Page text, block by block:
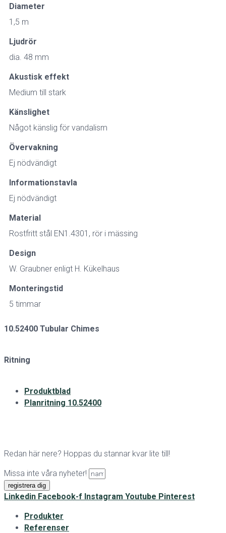
Diameter
1,5 m
Ljudrör
dia. 48 mm
Akustisk effekt
Medium till stark
Känslighet
Något känslig för vandalism
Övervakning
Ej nödvändigt
Informationstavla
Ej nödvändigt
Material
Rostfritt stål EN1.4301, rör i mässing
Design
W. Graubner enligt H. Kükelhaus
Monteringstid
5 timmar
10.52400 Tubular Chimes
Ritning
Produktblad
Planritning 10.52400
Redan här nere? Hoppas du stannar kvar lite till!
Missa inte våra nyheter!
registrera dig
Linkedin Facebook-f Instagram Youtube Pinterest
Produkter
Referenser